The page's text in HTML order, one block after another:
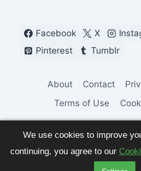
We use cookies to improve
continuing, you agree to our
Facebook X
Pinterest
Tumblr
About Contact
Terms of Use
© 2026 Fashion Pulse